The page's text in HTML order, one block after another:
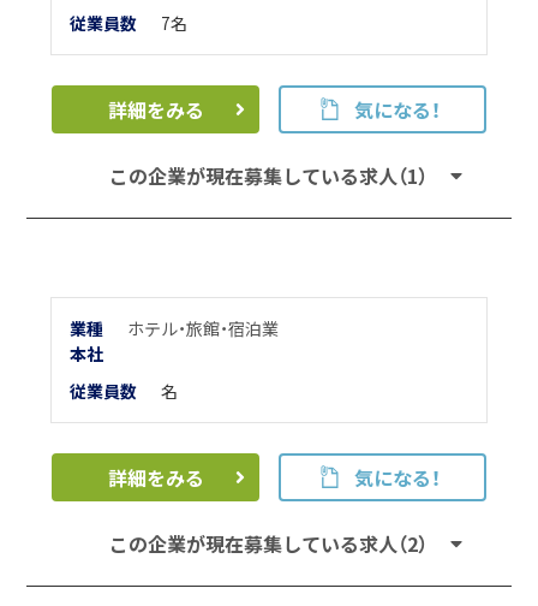
従業員数
7名
詳細をみる 気になる！
この企業が現在募集している求人（1）
業種
ホテル・旅館・宿泊業
本社
従業員数
名
詳細をみる 気になる！
この企業が現在募集している求人（2）